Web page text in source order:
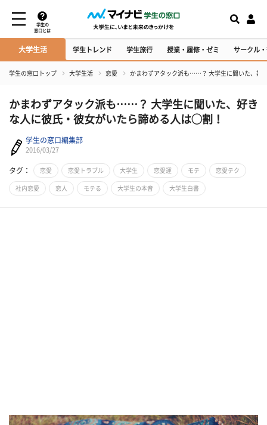
学生の
窓口とは
大学生活 学生トレンド 学生旅行 授業・履修・ゼミ サークル
学生の窓口トップ 大学生活 恋愛 かまわずアタック派も……？ 大学生に聞いた、好
かまわずアタック派も……？ 大学生に聞いた、好き
な人に彼氏・彼女がいたら諦める人は◯割！
学生の窓口編集部
2016/03/27
タグ： 恋愛 恋愛トラブル 大学生 恋愛運 モテ 恋愛テク
社内恋愛 恋人 モテる 大学生の本音 大学生白書